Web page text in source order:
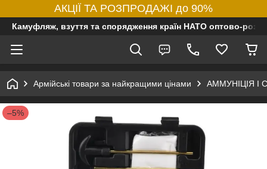
АКЦІЇ ТА РОЗПРОДАЖІ до 90%
Камуфляж, взуття та спорядження країн НАТО оптово-
Армійські товари за найкращими цінами АММУНІЦІЯ І
–5%